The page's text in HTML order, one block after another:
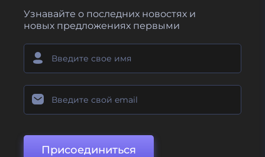
Узнавайте о последних новостях и
новых предложениях первыми
Присоединиться